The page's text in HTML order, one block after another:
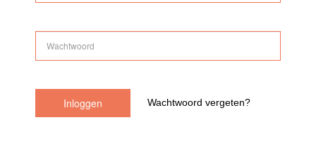
Wachtwoord vergeten?